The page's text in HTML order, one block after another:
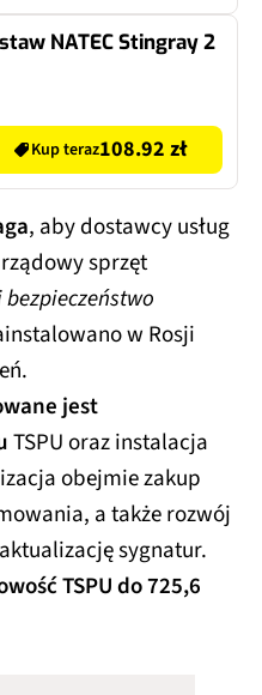
NATEC Stingray 2
Kup teraz108.92 zł
, aby dostawcy usług
sprzęt
w Rosji
jest
TSPU oraz instalacja
obejmie zakup
a także rozwój
sygnatur.
TSPU do 725,6